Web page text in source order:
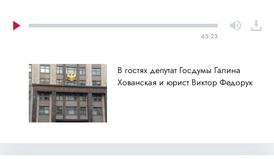
45:23
В гостях депутат Госдумы Галина
Хованская и юрист Виктор Федорук